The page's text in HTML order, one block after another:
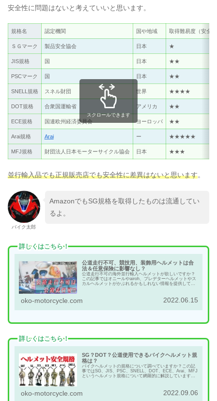
安全性に問題はないと考えていいと思います。
規格名 認定機関 国や地域 取得難易度（安全
ＳＧマーク 製品安全協会 日本 ★
JIS規格 国 日本 ★★
PSCマーク 国 日本 ★★
SNELL規格 スネル財団 世界 ★★★★
DOT規格 合衆国運輸省 アメリカ ★★
ECE規格 国連欧州経済委員会 ヨーロッパ ★★
Arai規格 Arai ー ★★★★★
MFJ規格 財団法人日本モーターサイクル協会 日本 ★★★
スクロールできます
並行輸入品でも正規販売店でも安全性に差異はないと思います。
バイク太郎
AmazonでもSG規格を取得したものは流通してい
るよ。
詳しくはこちら！
公道走行不可、競技用、装飾用ヘルメットは合
法＆任意保険に影響なし？
公道走行不可の海外並行輸入ヘルメットが欲しいですか？
この記事ではオニールやairoh、プレデターヘルメットやス
カルヘルメットがかぶれるかもしれない情報を提供してい
oko-motorcycle.com 2022.06.15
詳しくはこちら！
SG？DOT？公道使用できるバイクヘルメット規
格は？
バイクヘルメットの規格について調べていますか？この記
事ではSG、JIS、PSC、SNELL、DOT、ECE、Arai、MFJ
というヘルメット規格について網羅的に解説しています。
oko-motorcycle.com 2022.09.06